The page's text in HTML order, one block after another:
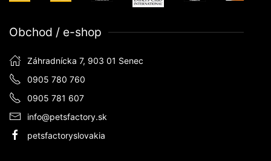
Obchod / e-shop
Záhradnícka 7, 903 01 Senec
0905 780 760
0905 781 607
info@petsfactory.sk
petsfactoryslovakia